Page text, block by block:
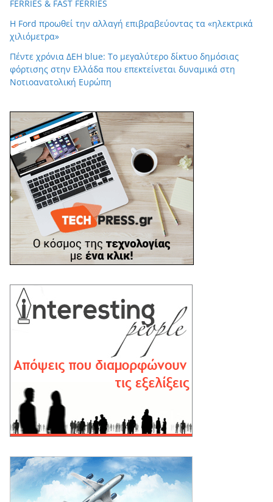
FERRIES & FAST FERRIES
Η Ford προωθεί την αλλαγή επιβραβεύοντας τα «ηλεκτρικά
χιλιόμετρα»
Πέντε χρόνια ΔΕΗ blue: Το μεγαλύτερο δίκτυο δημόσιας
φόρτισης στην Ελλάδα που επεκτείνεται δυναμικά στη
Νοτιοανατολική Ευρώπη